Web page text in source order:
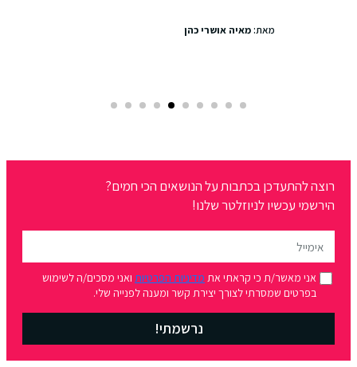
רוצה להתעדכן בכתבות על הנושאים הכי חמים?
הירשמי עכשיו לניוזלטר שלנו!
אני מאשר/ת כי קראתי את מדיניות הפרטיות ואני מסכים/ה לשימוש
בפרטים שמסרתי לצורך יצירת קשר ומענה לפנייה שלי.
נרשמתי!